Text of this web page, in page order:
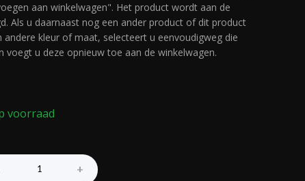
aan winkelwagen". Het product wordt aan de
Als u daarnaast nog een ander product of dit product
kleur of maat, selecteert u eenvoudigweg die
voegt u deze opnieuw toe aan de winkelwagen.
voorraad